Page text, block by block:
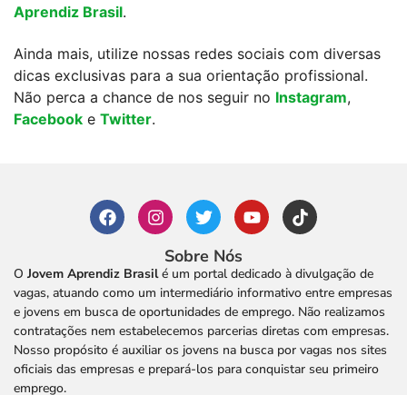
Aprendiz Brasil.
Ainda mais, utilize nossas redes sociais com diversas
dicas exclusivas para a sua orientação profissional.
Não perca a chance de nos seguir no Instagram,
Facebook e Twitter.
Sobre Nós
O Jovem Aprendiz Brasilé um portal dedicado à divulgação de
vagas, atuando como um intermediário informativo entre empresas
e jovens em busca de oportunidades de emprego. Não realizamos
contratações nem estabelecemos parcerias diretas com empresas.
Nosso propósito é auxiliar os jovens na busca por vagas nos sites
oficiais das empresas e prepará-los para conquistar seu primeiro
emprego.